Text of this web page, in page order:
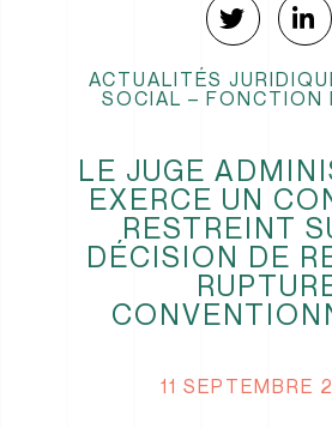
ACTUALITÉS
SOCIAL – FONCTION
LE JUGE
EXERCE UN
RESTREINT
DÉCISION DE
11 SEPTEMBRE